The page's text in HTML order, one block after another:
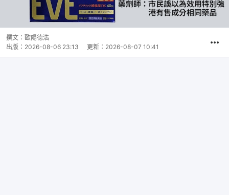
撰文： 歐陽德浩
出版： 2026-08-06 23:13 更新： 2026-08-07 10:41